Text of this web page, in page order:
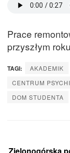
Prace
przyszłym
TAGI:
AKADEMIK
CENTRUM
DOM STUDENTA